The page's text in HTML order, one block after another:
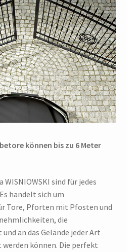
können bis zu 6 Meter
WISNIOWSKI sind für jedes
handelt sich um
Tore, Pforten mit Pfosten und
die
an das Gelände jeder Art
können. Die perfekt